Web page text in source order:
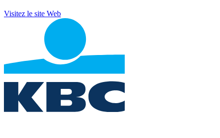
Visitez le site Web